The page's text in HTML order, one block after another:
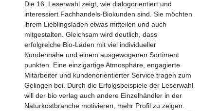
Die 16. Leserwahl zeigt, wie dialogorientiert und
interessiert Fachhandels-Biokunden sind. Sie möchten
ihrem Lieblingsladen etwas mitteilen und auch
mitgestalten. Gleichsam wird deutlich, dass
erfolgreiche Bio-Läden mit viel individueller
Kundennähe und einem ausge­wogenen Sortiment
punkten. Eine einzigartige Atmosphäre, engagierte
Mitarbeiter und kundenorientierter Service tragen zum
Gelingen bei. Durch die Erfolgsbeispiele der Leserwahl
will der bio verlag auch andere Einzelhändler in der
Naturkost­branche motivieren, mehr Profil zu zeigen.